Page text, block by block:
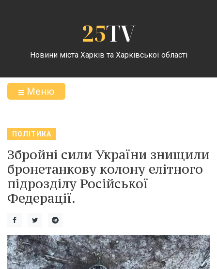
25TV
Новини міста Харків та Харківської області
Меню
ПОЛІТИКА
Збройні сили України знищили
бронетанкову колону елітного
підрозділу Російської
Федерації.